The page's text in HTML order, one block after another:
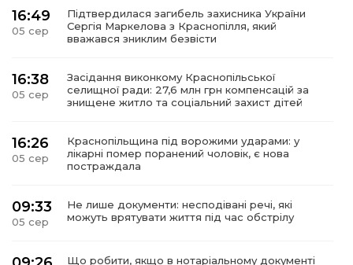
16:49
05 сер
Підтвердилася загибель захисника України
Сергія Маркелова з Краснопілля, який
вважався зниклим безвісти
16:38
05 сер
Засідання виконкому Краснопільської
селищної ради: 27,6 млн грн компенсацій за
знищене житло та соціальний захист дітей
16:26
05 сер
Краснопільщина під ворожими ударами: у
лікарні помер поранений чоловік, є нова
постраждала
09:33
05 сер
Не лише документи: несподівані речі, які
можуть врятувати життя під час обстрілу
Що робити, якщо в нотаріальному документі